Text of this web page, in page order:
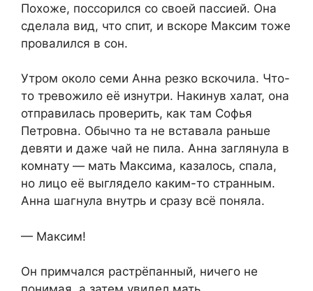
Похоже, поссорился со своей пассией. Она
сделала вид, что спит, и вскоре Максим тоже
провалился в сон.
Утром около семи Анна резко вскочила. Что-
то тревожило её изнутри. Накинув халат, она
отправилась проверить, как там Софья
Петровна. Обычно та не вставала раньше
девяти и даже чай не пила. Анна заглянула в
комнату — мать Максима, казалось, спала,
но лицо её выглядело каким-то странным.
Анна шагнула внутрь и сразу всё поняла.
— Максим!
Он примчался растрёпанный, ничего не